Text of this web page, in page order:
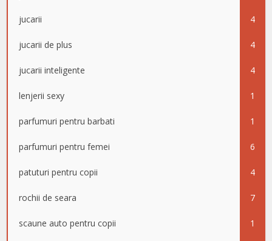
jucarii 4
jucarii de plus 4
jucarii inteligente 4
lenjerii sexy 1
parfumuri pentru barbati 1
parfumuri pentru femei 6
patuturi pentru copii 4
rochii de seara 7
scaune auto pentru copii 1